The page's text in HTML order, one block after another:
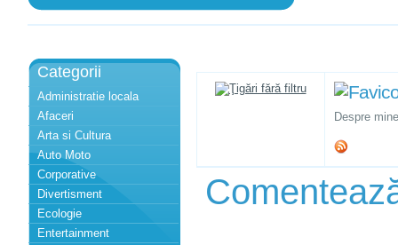
Categorii
Administratie locala
Afaceri
Arta si Cultura
Auto Moto
Corporative
Divertisment
Ecologie
Entertainment
Despre